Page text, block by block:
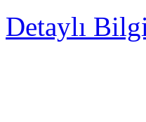
Detaylı